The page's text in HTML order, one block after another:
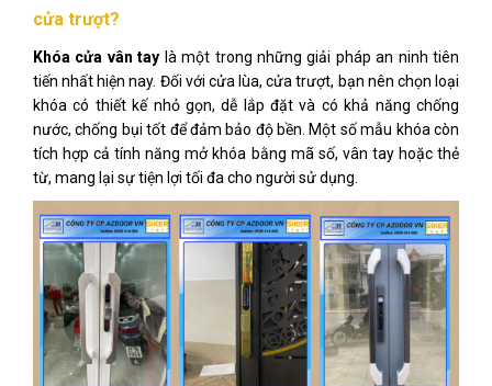
cửa trượt?
Khóa cửa vân tay là một trong những giải pháp an ninh tiên
tiến nhất hiện nay. Đối với cửa lùa, cửa trượt, bạn nên chọn loại
khóa có thiết kế nhỏ gọn, dễ lắp đặt và có khả năng chống
nước, chống bụi tốt để đảm bảo độ bền. Một số mẫu khóa còn
tích hợp cả tính năng mở khóa bằng mã số, vân tay hoặc thẻ
từ, mang lại sự tiện lợi tối đa cho người sử dụng.